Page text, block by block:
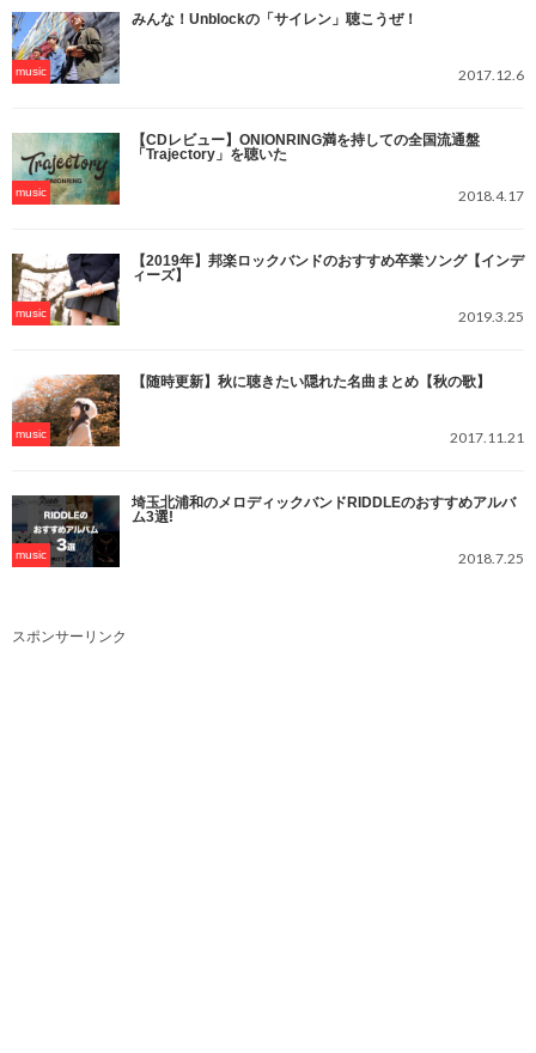
みんな！Unblockの「サイレン」聴こうぜ！
music 2017.12.6
【CDレビュー】ONIONRING満を持しての全国流通盤
「Trajectory」を聴いた
music 2018.4.17
【2019年】邦楽ロックバンドのおすすめ卒業ソング【インデ
ィーズ】
music 2019.3.25
【随時更新】秋に聴きたい隠れた名曲まとめ【秋の歌】
music 2017.11.21
埼玉北浦和のメロディックバンドRIDDLEのおすすめアルバ
ム3選!
music 2018.7.25
スポンサーリンク